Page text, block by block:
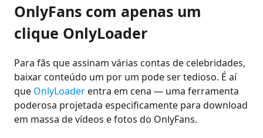
OnlyFans com apenas um
clique OnlyLoader
Para fãs que assinam várias contas de celebridades,
baixar conteúdo um por um pode ser tedioso. É aí
que OnlyLoader entra em cena — uma ferramenta
poderosa projetada especificamente para download
em massa de vídeos e fotos do OnlyFans.